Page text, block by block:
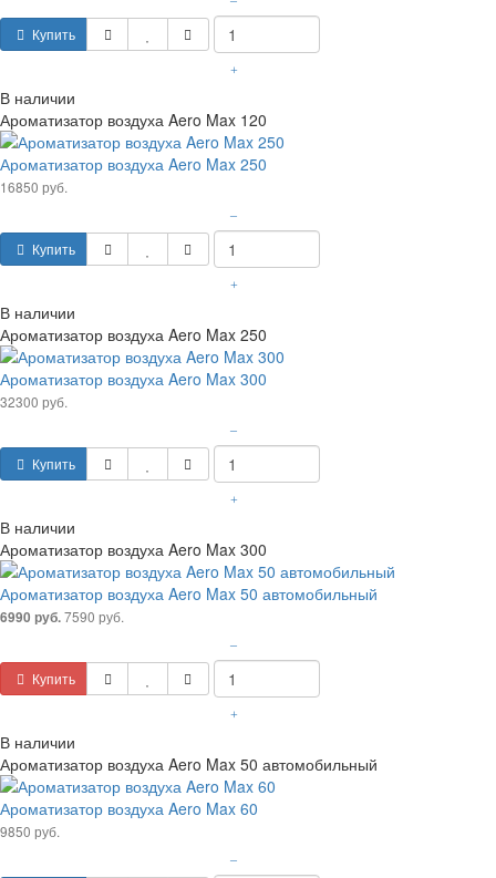
Купить
+
В наличии
Ароматизатор воздуха Aero Max 120
Ароматизатор воздуха Aero Max 250
16850 руб.
Купить
–
+
В наличии
Ароматизатор воздуха Aero Max 250
Ароматизатор воздуха Aero Max 300
32300 руб.
Купить
–
+
В наличии
Ароматизатор воздуха Aero Max 300
Ароматизатор воздуха Aero Max 50 автомобильный
6990 руб.7590 руб.
Купить
–
+
В наличии
Ароматизатор воздуха Aero Max 50 автомобильный
Ароматизатор воздуха Aero Max 60
9850 руб.
–